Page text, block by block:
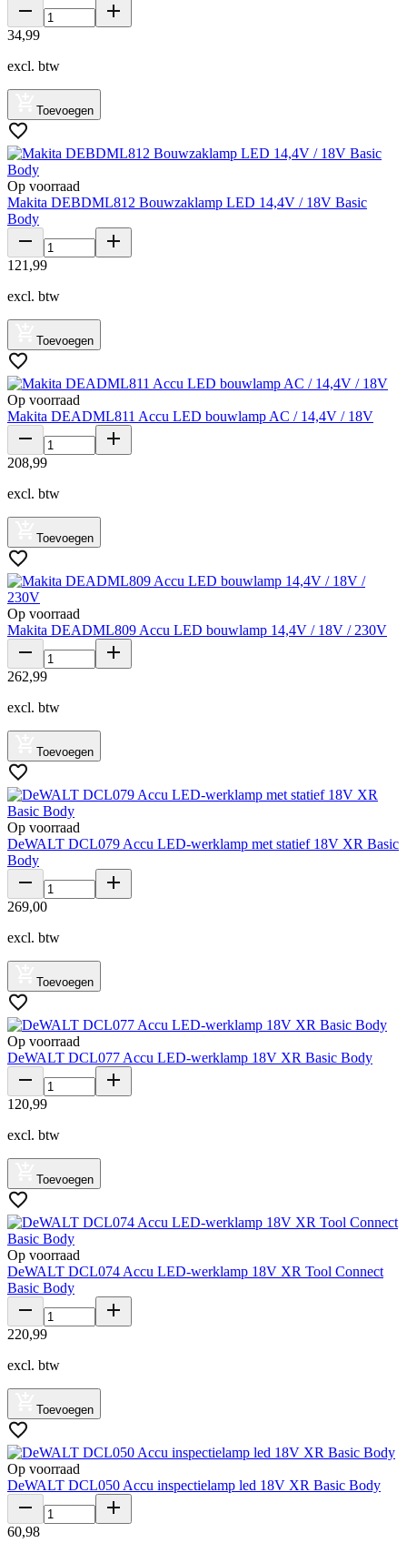
34,99
excl. btw
Toevoegen
Op voorraad
Makita DEBDML812 Bouwzaklamp LED 14,4V / 18V Basic
Body
121 ,99
excl. btw
Toevoegen
Op voorraad
Makita DEADML811 Accu LED bouwlamp AC / 14,4V / 18V
208,99
excl. btw
Toevoegen
Op voorraad
Makita DEADML809 Accu LED bouwlamp 14,4V / 18V / 230V
262,99
excl. btw
Toevoegen
Op voorraad
DeWALT DCL079 Accu LED-werklamp met statief 18V XR Basic
Body
269,00
excl. btw
Toevoegen
Op voorraad
DeWALT DCL077 Accu LED-werklamp 18V XR Basic Body
120,99
excl. btw
Toevoegen
Op voorraad
DeWALT DCL074 Accu LED-werklamp 18V XR Tool Connect
Basic Body
220,99
excl. btw
Toevoegen
Op voorraad
DeWALT DCL050 Accu inspectielamp led 18V XR Basic Body
60,98